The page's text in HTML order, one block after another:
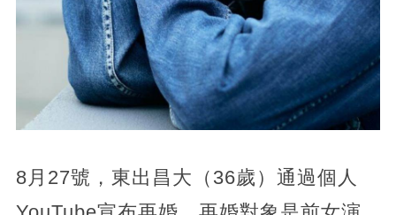
8月27號，東出昌大（36歲）通過個人